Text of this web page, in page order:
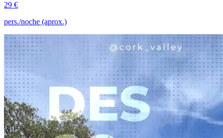
29 €
pers./noche (aprox.)